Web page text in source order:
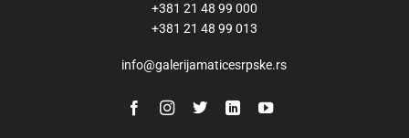
+381 21 48 99 000
+381 21 48 99 013
info@galerijamaticesrpske.rs